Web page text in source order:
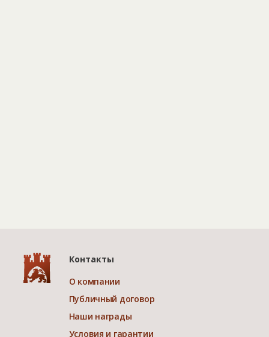
Контакты
О компании
Публичный договор
Наши награды
Условия и гарантии